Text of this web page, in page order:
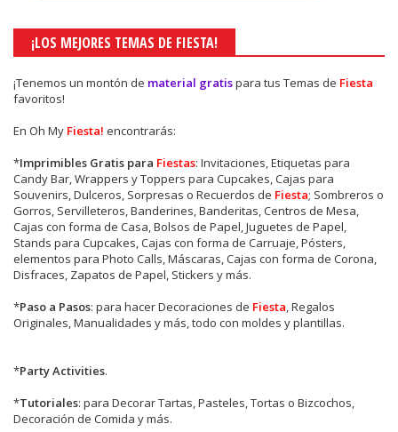
¡LOS MEJORES TEMAS DE FIESTA!
¡Tenemos un montón de material gratispara tus Temas de Fiesta
favoritos!
En Oh My Fiesta! encontrarás:
*Imprimibles Gratis para Fiestas: Invitaciones, Etiquetas para
Candy Bar, Wrappers y Toppers para Cupcakes, Cajas para
Souvenirs, Dulceros, Sorpresas o Recuerdos de Fiesta; Sombreros o
Gorros, Servilleteros, Banderines, Banderitas, Centros de Mesa,
Cajas con forma de Casa, Bolsos de Papel, Juguetes de Papel,
Stands para Cupcakes, Cajas con forma de Carruaje, Pósters,
elementos para Photo Calls, Máscaras, Cajas con forma de Corona,
Disfraces, Zapatos de Papel, Stickers y más.
*Paso a Pasos: para hacer Decoraciones de Fiesta, Regalos
Originales, Manualidades y más, todo con moldes y plantillas.
*Party Activities.
*Tutoriales: para Decorar Tartas, Pasteles, Tortas o Bizcochos,
Decoración de Comida y más.